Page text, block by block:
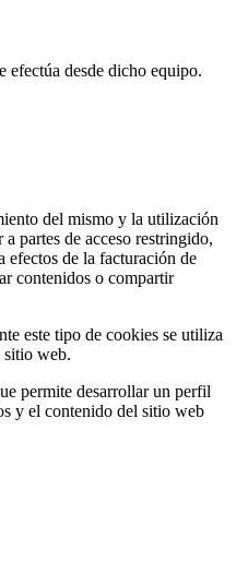
efectúa desde dicho equipo.
del mismo y la utilización
partes de acceso restringido,
efectos de la facturación de
contenidos o compartir
este tipo de cookies se utiliza
sitio web.
permite desarrollar un perfil
y el contenido del sitio web